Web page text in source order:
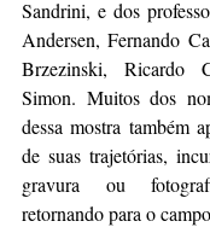
Sandrini, e dos
Andersen, Fernando
Brzezinski, Ricardo
Simon. Muitos dos
dessa mostra também
de suas trajetórias,
gravura ou
retornando para o